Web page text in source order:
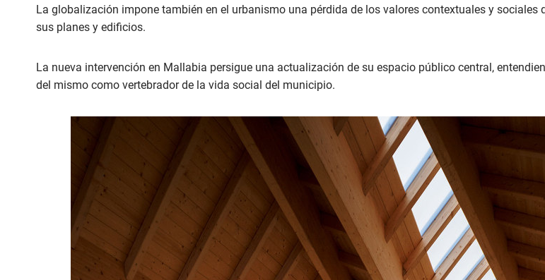
La globalización impone también en el urbanismo una pérdida de los valores contextuales y sociales
sus planes y edificios.
La nueva intervención en Mallabia persigue una actualización de su espacio público central,
del mismo como vertebrador de la vida social del municipio.